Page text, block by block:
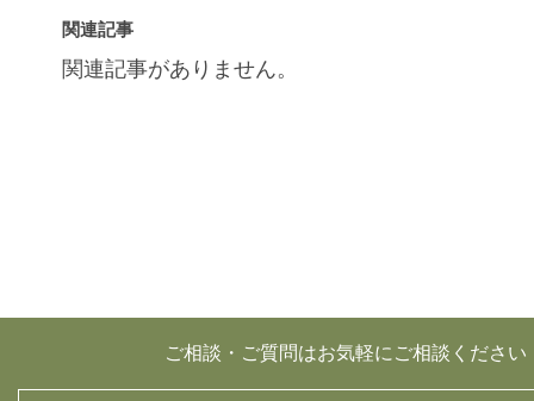
関連記事
関連記事がありません。
ご相談・ご質問はお気軽にご相談ください